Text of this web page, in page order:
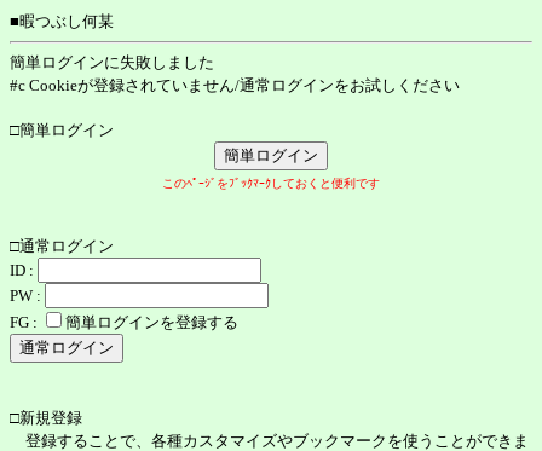
■暇つぶし何某
簡単ログインに失敗しました
#c Cookieが登録されていません/通常ログインをお試しください
□簡単ログイン
このﾍﾟｰｼﾞをﾌﾞｯｸﾏｰｸしておくと便利です
□通常ログイン
ID :
PW :
FG :
簡単ログインを登録する
□新規登録
登録することで、各種カスタマイズやブックマークを使うことができま